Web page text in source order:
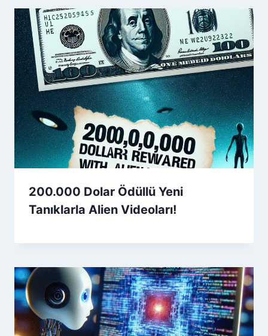
200.000 Dolar Ödüllü Yeni
Tanıklarla Alien Videoları!